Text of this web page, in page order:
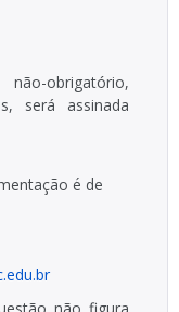
obrigatório,
será assinada
é de